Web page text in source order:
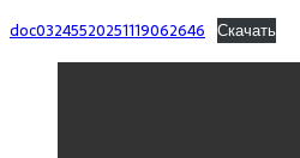
doc03245520251119062646 Скачать